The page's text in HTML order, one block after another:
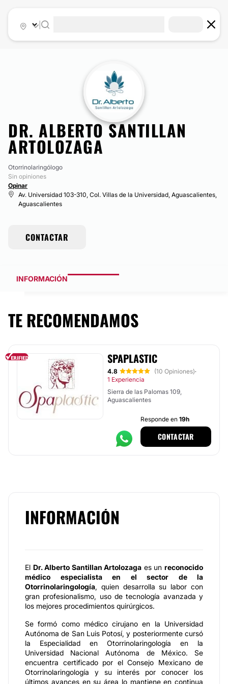
DR. ALBERTO SANTILLAN
ARTOLOZAGA
Otorrinolaringólogo
Sin opiniones
Opinar
Av. Universidad 103-310, Col. Villas de la Universidad, Aguascalientes,
Aguascalientes
CONTACTAR
INFORMACIÓN
TE RECOMENDAMOS
SPAPLASTIC
4.8 (10 Opiniones)·
1 Experiencia
Sierra de las Palomas 109,
Aguascalientes
Responde en 19h
CONTACTAR
INFORMACIÓN
El Dr. Alberto Santillan Artolozaga es unreconocido
médico especialista en el sector de la
Otorrinolaringología, quien desarrolla su labor con
gran profesionalismo, uso de tecnología avanzada y
los mejores procedimientos quirúrgicos.
Se formó como médico cirujano en la Universidad
Autónoma de San Luis Potosí, y posteriormente cursó
la Especialidad en Otorrinolaringología en la
Universidad Nacional Autónoma de México. Se
encuentra certificado por el Consejo Mexicano de
Otorrinolaringología y su interés por conocer los
últimos avances en su área lo mantiene en continua